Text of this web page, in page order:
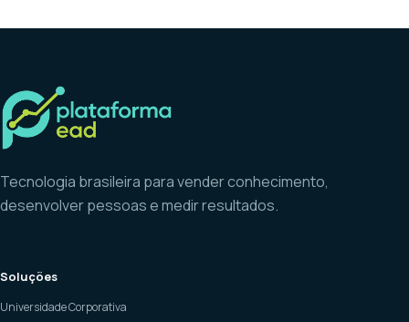
Tecnologia brasileira para vender conhecimento,
desenvolver pessoas e medir resultados.
Soluções
Universidade Corporativa